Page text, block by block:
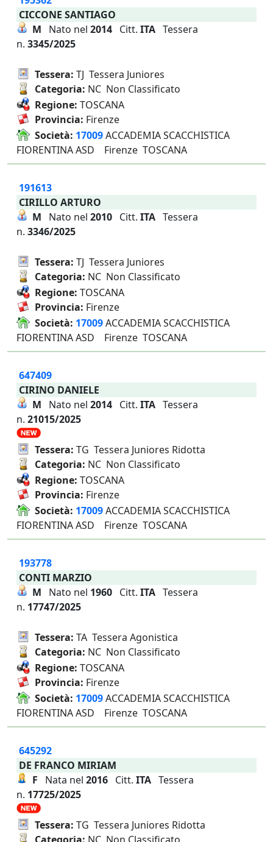
CICCONE SANTIAGO
M Nato nel 2014 Citt. ITA Tessera
n. 3345/2025
Tessera: TJ Tessera Juniores
Categoria: NC Non Classificato
Regione: TOSCANA
Provincia: Firenze
Società: 17009ACCADEMIA SCACCHISTICA
FIORENTINA ASD Firenze TOSCANA
191613
CIRILLO ARTURO
M Nato nel 2010 Citt. ITA Tessera
n. 3346/2025
Tessera: TJ Tessera Juniores
Categoria: NC Non Classificato
Regione: TOSCANA
Provincia: Firenze
Società: 17009ACCADEMIA SCACCHISTICA
FIORENTINA ASD Firenze TOSCANA
647409
CIRINO DANIELE
M Nato nel 2014 Citt. ITA Tessera
n. 21015/2025
Tessera: TG Tessera Juniores Ridotta
Categoria: NC Non Classificato
Regione: TOSCANA
Provincia: Firenze
Società: 17009ACCADEMIA SCACCHISTICA
FIORENTINA ASD Firenze TOSCANA
193778
CONTI MARZIO
M Nato nel 1960 Citt. ITA Tessera
n. 17747/2025
Tessera: TA Tessera Agonistica
Categoria: NC Non Classificato
Regione: TOSCANA
Provincia: Firenze
Società: 17009ACCADEMIA SCACCHISTICA
FIORENTINA ASD Firenze TOSCANA
645292
DE FRANCO MIRIAM
F Nata nel 2016 Citt. ITA Tessera
n. 17725/2025
Tessera: TG Tessera Juniores Ridotta